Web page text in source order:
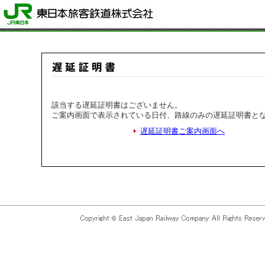
該当する遅延証明書はございません。
ご案内画面で表示されている日付、路線のみの遅延証明書と
遅延証明書ご案内画面へ